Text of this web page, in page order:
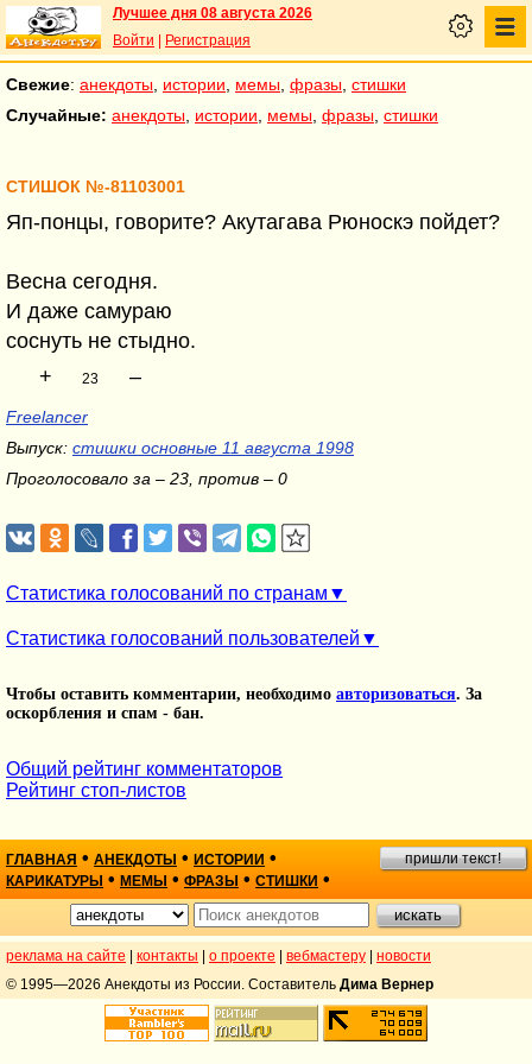
Лучшее дня 08 августа 2026
Войти
Регистрация
Свежие: анекдоты истории мемы фразы стишки
Случайные: анекдоты истории мемы фразы стишки
СТИШОК №-81103001
Яп-понцы, говорите? Акутагава Рюноскэ пойдет?
Весна сегодня.
И даже самураю
соснуть не стыдно.
+
23 –
Freelancer
Выпуск: стишки основные 11 августа 1998
Проголосовало за – 23, против – 0
Статистика голосований по странам
Статистика голосований пользователей
Чтобы оставить комментарии, необходимо авторизоваться. За
оскорбления и спам - бан.
Общий рейтинг комментаторов
Рейтинг стоп-листов
ГЛАВНАЯ • АНЕКДОТЫ • ИСТОРИИ •
КАРИКАТУРЫ • МЕМЫ • ФРАЗЫ • СТИШКИ •
пришли текст!
реклама на сайте контакты о проекте вебмастеру
новости
© 1995—2026 Анекдоты из России. Составитель Дима Вернер